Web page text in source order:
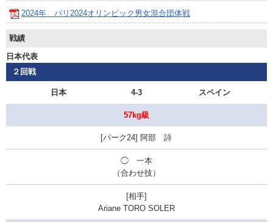
2024年 パリ2024オリンピック男女混合団体戦
戦績
日本代表
２回戦
日本 4-3 スペイン
57kg級
阿部 詩
◯ 一本
（合わせ技）
Ariane TORO SOLER